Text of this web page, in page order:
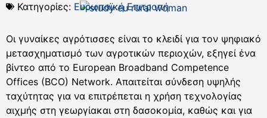
Κατηγορίες: Ευρωπαϊκή Επιτροπή
Οι γυναίκες αγρότισσες είναι το κλειδί για τον ψηφιακό
μετασχηματισμό των αγροτικών περιοχών, εξηγεί ένα
βίντεο από το European Broadband Competence
Offices (BCO) Network. Απαιτείται σύνδεση υψηλής
ταχύτητας για να επιτρέπεται η χρήση τεχνολογίας
αιχμής στη γεωργίακαι στη δασοκομία, καθώς και για